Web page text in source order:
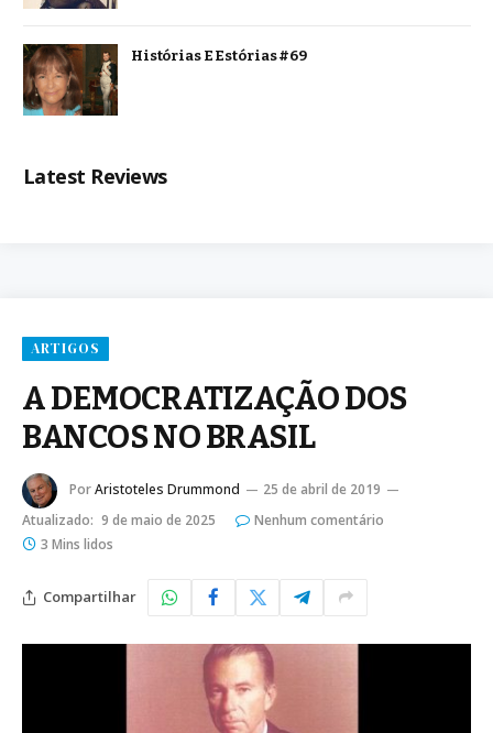
Histórias E Estórias #69
Latest Reviews
ARTIGOS
A DEMOCRATIZAÇÃO DOS
BANCOS NO BRASIL
PorAristoteles Drummond
25 de abril de 2019
Atualizado: 9 de maio de 2025
Nenhum comentário
3 Mins lidos
Compartilhar